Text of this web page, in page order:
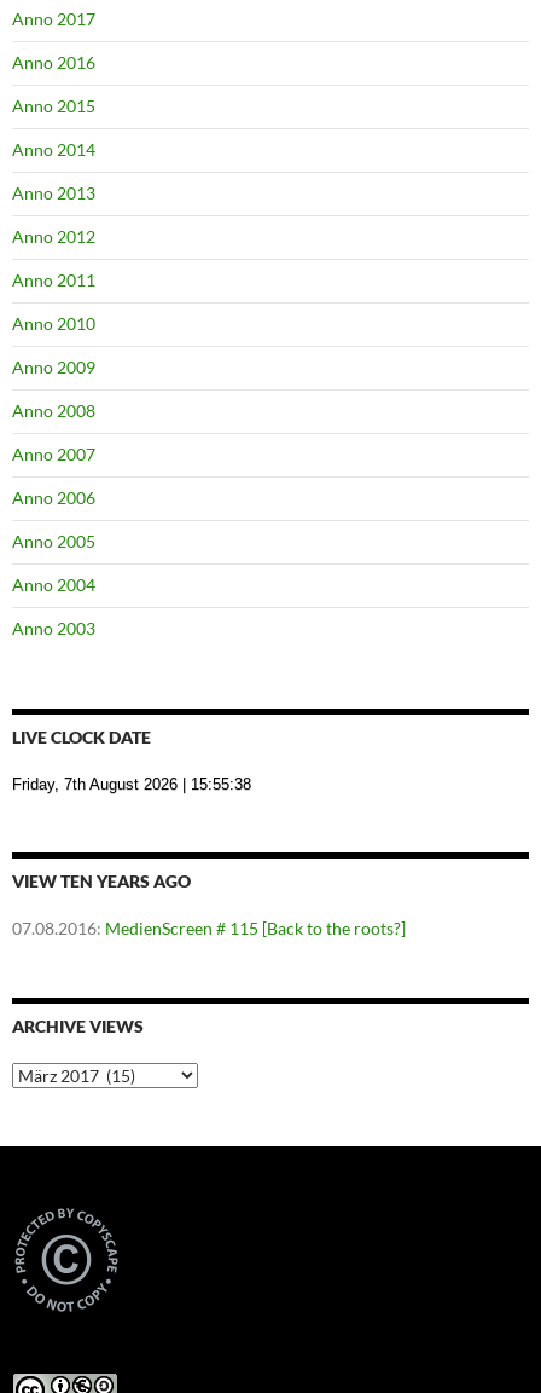
Anno 2017
Anno 2016
Anno 2015
Anno 2014
Anno 2013
Anno 2012
Anno 2011
Anno 2010
Anno 2009
Anno 2008
Anno 2007
Anno 2006
Anno 2005
Anno 2004
Anno 2003
LIVE CLOCK DATE
Friday, 7th August 2026 | 15:55:39
VIEW TEN YEARS AGO
07.08.2016: MedienScreen # 115 [Back to the roots?]
ARCHIVE VIEWS
Archive
Views